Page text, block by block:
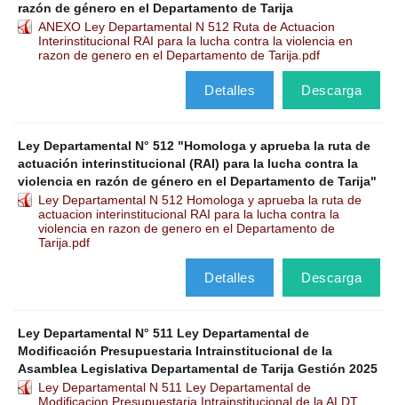
razón de género en el Departamento de Tarija
ANEXO Ley Departamental N 512 Ruta de Actuacion
Interinstitucional RAI para la lucha contra la violencia en
razon de genero en el Departamento de Tarija.pdf
Descarga
Detalles
Ley Departamental N° 512 "Homologa y aprueba la ruta de
actuación interinstitucional (RAI) para la lucha contra la
violencia en razón de género en el Departamento de Tarija"
Ley Departamental N 512 Homologa y aprueba la ruta de
actuacion interinstitucional RAI para la lucha contra la
violencia en razon de genero en el Departamento de
Tarija.pdf
Descarga
Detalles
Ley Departamental N° 511 Ley Departamental de
Modificación Presupuestaria Intrainstitucional de la
Asamblea Legislativa Departamental de Tarija Gestión 2025
Ley Departamental N 511 Ley Departamental de
Modificacion Presupuestaria Intrainstitucional de la ALDT